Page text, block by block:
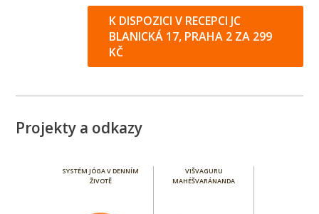
K DISPOZICI V RECEPCI JC
BLANICKÁ 17, PRAHA 2 ZA 299
KČ
Projekty a odkazy
SYSTÉM JÓGA V DENNÍM
ŽIVOTĚ
VIŠVAGURU
MAHÉŠVARÁNANDA